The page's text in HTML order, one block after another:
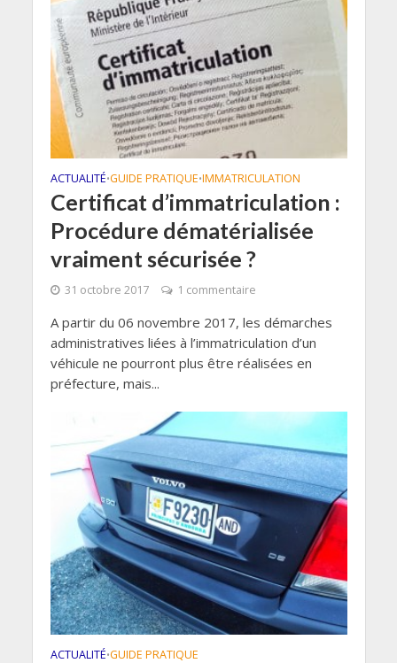
ACTUALITÉ•GUIDE PRATIQUE•IMMATRICULATION
Certificat d’immatriculation :
Procédure dématérialisée
vraiment sécurisée ?
31 octobre 2017 1 commentaire
A partir du 06 novembre 2017, les démarches
administratives liées à l’immatriculation d’un
véhicule ne pourront plus être réalisées en
préfecture, mais...
ACTUALITÉ•GUIDE PRATIQUE